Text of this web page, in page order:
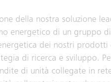
della nostra soluzione
energetico di un gruppo
dei nostri prodotti
di ricerca e sviluppo.
di unità collegate in